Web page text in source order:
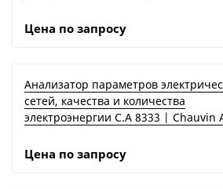
Цена по запросу
Анализатор параметров
сетей, качества и количества
электроэнергии C.A 8333 | Chauvin
Цена по запросу